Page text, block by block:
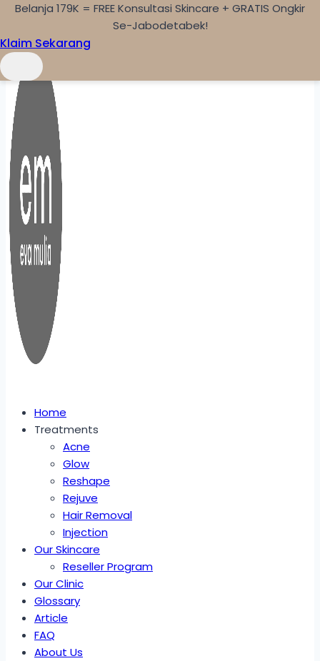
Skip to content
Home
Treatments
Acne
Glow
Reshape
Rejuve
Hair Removal
Injection
Our Skincare
Reseller Program
Our Clinic
Glossary
Article
FAQ
About Us
Belanja 179K = FREE Konsultasi Skincare + GRATIS Ongkir
Se-Jabodetabek!
Klaim Sekarang